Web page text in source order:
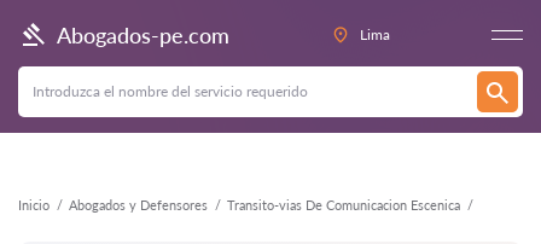
Abogados-pe.com Lima
Inicio Abogados y Defensores Transito-vias De Comunicacion Escenica
Atrás